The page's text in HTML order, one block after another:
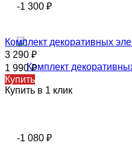
-1 300 ₽
Комплект декоративных
3 290 ₽
1 990₽
Купить
Купить в 1 клик
-1 080 ₽